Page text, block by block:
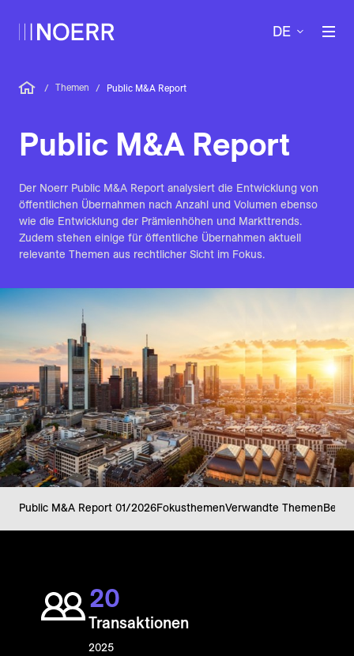
DE
/ Themen / Public M&A Report
Public M&A Report
Der Noerr Public M&A Report analysiert die Entwicklung von
öffentlichen Übernahmen nach Anzahl und Volumen ebenso
wie die Entwicklung der Prämienhöhen und Markttrends.
Zudem stehen einige für öffentliche Übernahmen aktuell
relevante Themen aus rechtlicher Sicht im Fokus.
Public M&A Report 01/2026FokusthemenVerwandte Themen
20
Transaktionen
2025